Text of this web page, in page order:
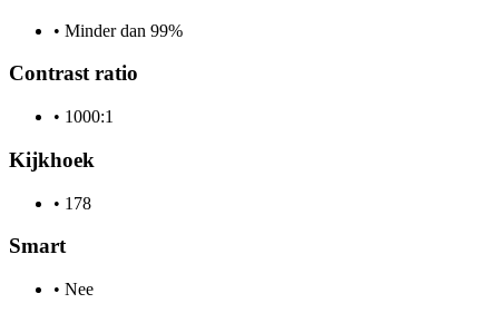
• Minder dan 99%
Contrast ratio
• 1000:1
Kijkhoek
• 178
Smart
• Nee